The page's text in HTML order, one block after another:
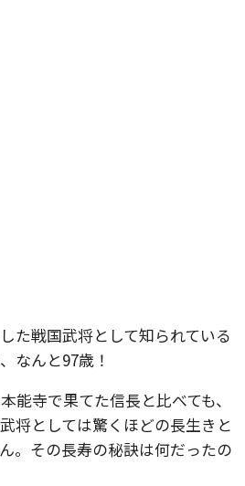
た戦国武将として知られている
なんと97歳！
能寺で果てた信長と比べても、
将としては驚くほどの長生きと
。その長寿の秘訣は何だったの